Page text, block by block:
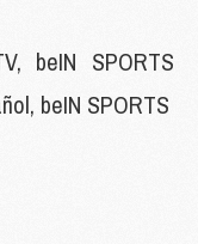
beIN SPORTS
beIN SPORTS